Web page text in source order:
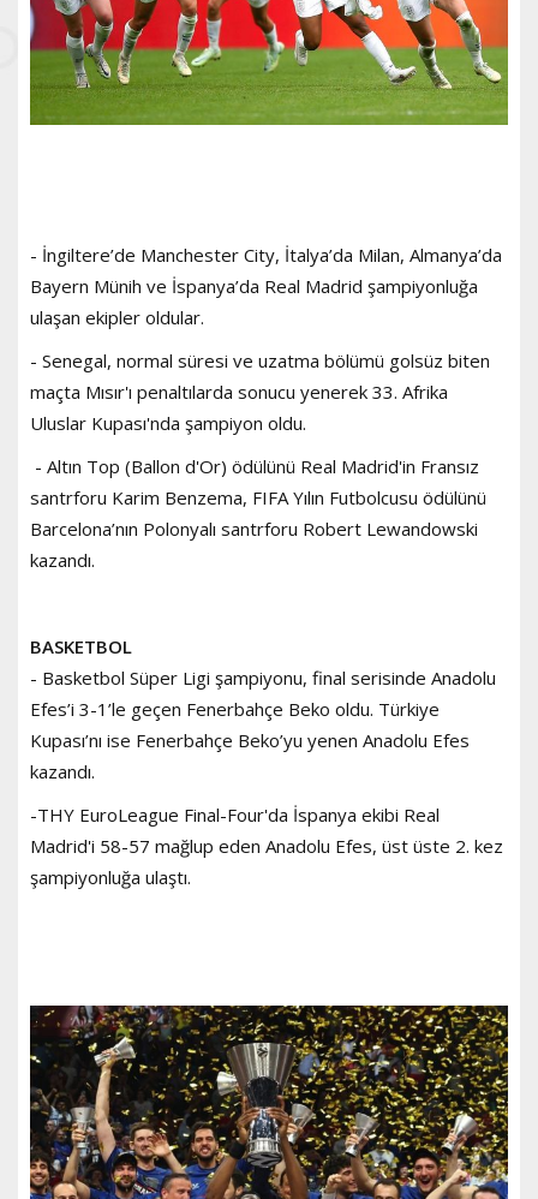
- İngiltere’de Manchester City, İtalya’da Milan, Almanya’da
Bayern Münih ve İspanya’da Real Madrid şampiyonluğa
ulaşan ekipler oldular.
- Senegal, normal süresi ve uzatma bölümü golsüz biten
maçta Mısır'ı penaltılarda sonucu yenerek 33. Afrika
Uluslar Kupası'nda şampiyon oldu.
- Altın Top (Ballon d'Or) ödülünü Real Madrid'in Fransız
santrforu Karim Benzema, FIFA Yılın Futbolcusu ödülünü
Barcelona’nın Polonyalı santrforu Robert Lewandowski
kazandı.
BASKETBOL
- Basketbol Süper Ligi şampiyonu, final serisinde Anadolu
Efes’i 3-1’le geçen Fenerbahçe Beko oldu. Türkiye
Kupası’nı ise Fenerbahçe Beko’yu yenen Anadolu Efes
kazandı.
-THY EuroLeague Final-Four'da İspanya ekibi Real
Madrid'i 58-57 mağlup eden Anadolu Efes, üst üste 2. kez
şampiyonluğa ulaştı.